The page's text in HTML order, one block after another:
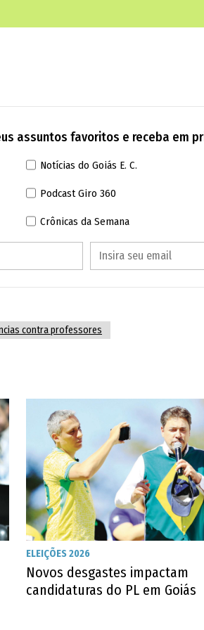
assuntos favoritos e receba em
Notícias do Goiás E. C.
Podcast Giro 360
Crônicas da Semana
contra professores
ELEIÇÕES 2026
Novos desgastes impactam
candidaturas do PL em Goiás